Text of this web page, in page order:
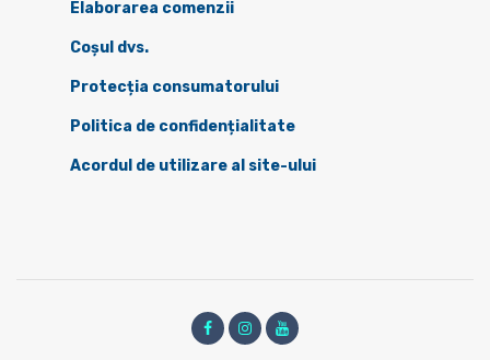
Elaborarea comenzii
Coșul dvs.
Protecția consumatorului
Politica de confidențialitate
Acordul de utilizare al site-ului